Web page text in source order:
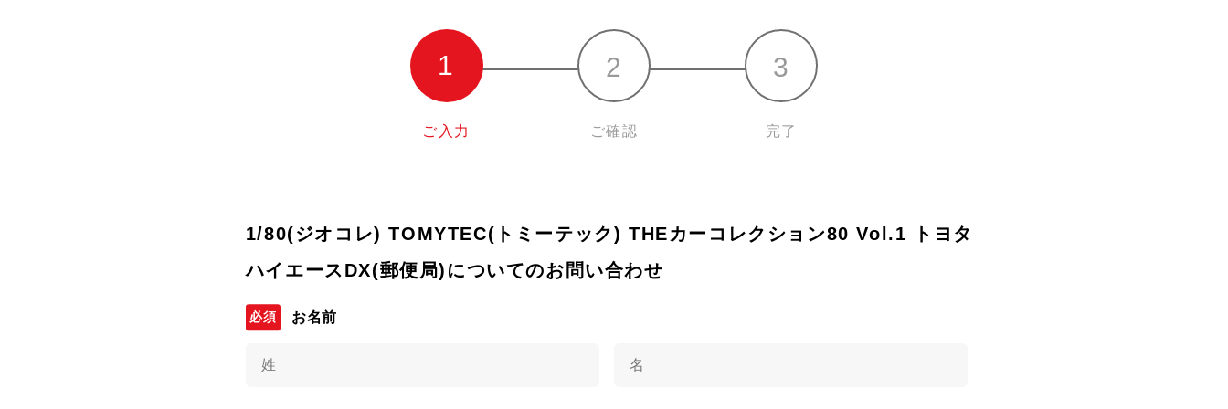
ご入力 ご確認 完了
1/80(ジオコレ) TOMYTEC(トミーテック) THEカーコレクション80 Vol.1 トヨタ
ハイエースDX(郵便局)についてのお問い合わせ
お名前